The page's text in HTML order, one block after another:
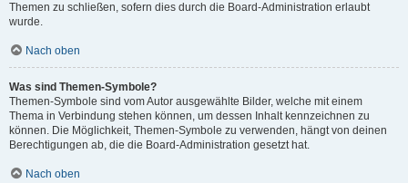
Themen zu schließen, sofern dies durch die Board-Administration erlaubt
wurde.
Nach oben
Was sind Themen-Symbole?
Themen-Symbole sind vom Autor ausgewählte Bilder, welche mit einem
Thema in Verbindung stehen können, um dessen Inhalt kennzeichnen zu
können. Die Möglichkeit, Themen-Symbole zu verwenden, hängt von deinen
Berechtigungen ab, die die Board-Administration gesetzt hat.
Nach oben